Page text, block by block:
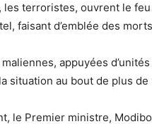
terroristes, ouvrent le
faisant d’emblée des
appuyées
situation au bout de plus de
le Premier ministre,